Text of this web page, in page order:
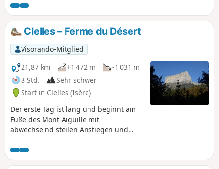
mit ihren im Frühling schneebedeckten
Bergen sowie das Dorf Clelles
entdecken. Während der gesamten
Strecke haben Sie einen Blick auf den
Vercors mit dem nahe gelegenen Mont
Aiguille, den Obiou und in der Ferne
das Oisans-Massiv.
Clelles – Ferme du Désert
Visorando-Mitglied
21,87 km
+1 472 m
-1 031 m
8 Std.
Sehr schwer
Start in Clelles (Isère)
Der erste Tag ist lang und beginnt am
Fuße des Mont-Aiguille mit
abwechselnd steilen Anstiegen und
und Wälder.